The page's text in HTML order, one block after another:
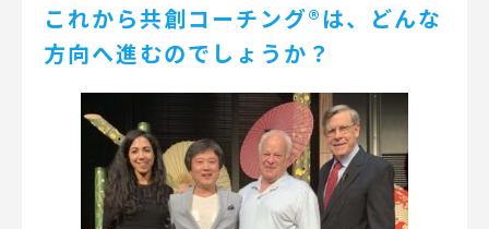
これから共創コーチング®は、どんな
方向へ進むのでしょうか？